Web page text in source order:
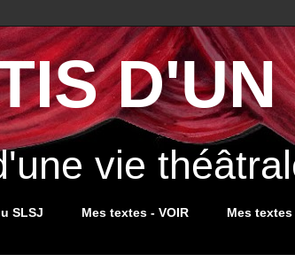
D'UN
vie
SLSJ Mes textes - VOIR Mes